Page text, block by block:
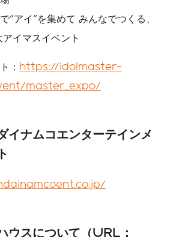
"アイ"を集めて みんなでつくる、
イマスイベント
： https://idolmaster-
master_expo/
イナムコエンターテインメ
ウスについて（URL：